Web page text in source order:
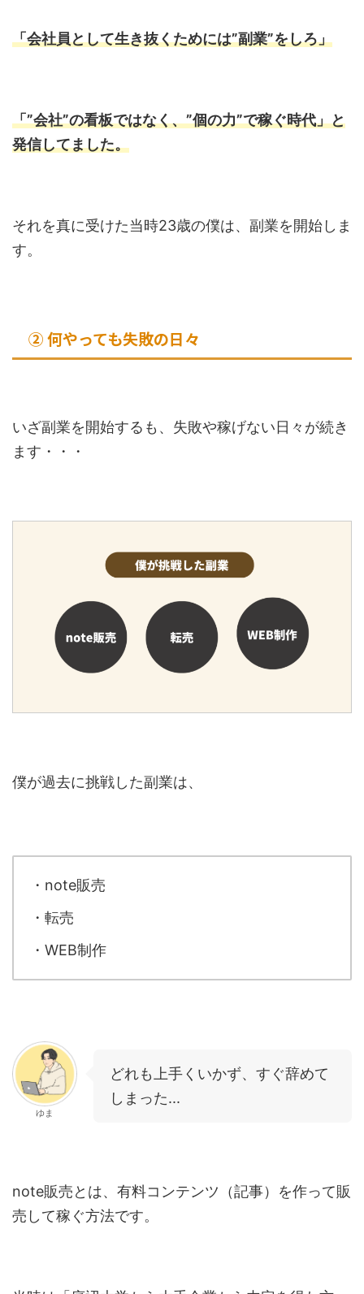
「会社員として生き抜くためには”副業”をしろ」
「”会社”の看板ではなく、”個の力”で稼ぐ時代」と
発信してました。
それを真に受けた当時23歳の僕は、副業を開始しま
す。
② 何やっても失敗の日々
いざ副業を開始するも、失敗や稼げない日々が続き
ます・・・
僕が過去に挑戦した副業は、
・note販売
・転売
・WEB制作
ゆま
どれも上手くいかず、すぐ辞めて
しまった...
note販売とは、有料コンテンツ（記事）を作って販
売して稼ぐ方法です。